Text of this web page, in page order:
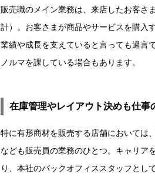
販売職のメイン業務は、来店したお客さ
計）。お客さまが商品やサービスを購入
業績や成長を支えていると言っても過言
ノルマを課している場合もあります。
在庫管理やレイアウト決めも仕事
特に有形商材を販売する店舗においては
なども販売員の業務のひとつ。キャリア
り、本社のバックオフィススタッフとし